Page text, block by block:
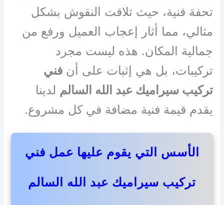
تحفة فنية، حيث تلاقت النقوش بشكل
مثالي، مما أثار إعجاب العميل ورفع من
جمالية المكان. هذه ليست مجرد
تركيبات، بل هي إثبات على أنفني
تركيب سيراميك عبد الله السالم لدينا
يقدم قيمة فنية مضافة في كل مشروع.
الأسس التي يقوم عليها عمل فني
تركيب سيراميك عبد الله السالم